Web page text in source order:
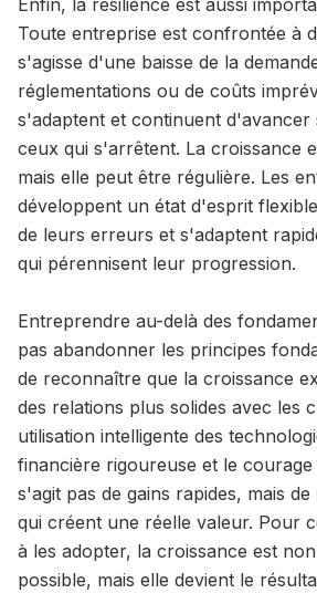
Enfin, la résilience est aussi
Toute entreprise est confrontée à
s'agisse d'une baisse de la
réglementations ou de coûts
s'adaptent et continuent d'avancer
ceux qui s'arrêtent. La croissance
mais elle peut être régulière. Les
développent un état d'esprit
de leurs erreurs et s'adaptent
qui pérennisent leur progression.
Entreprendre au-delà des
pas abandonner les principes
de reconnaître que la croissance
des relations plus solides avec les
utilisation intelligente des
financière rigoureuse et le
s'agit pas de gains rapides, mais
qui créent une réelle valeur. Pour
à les adopter, la croissance est
possible, mais elle devient le